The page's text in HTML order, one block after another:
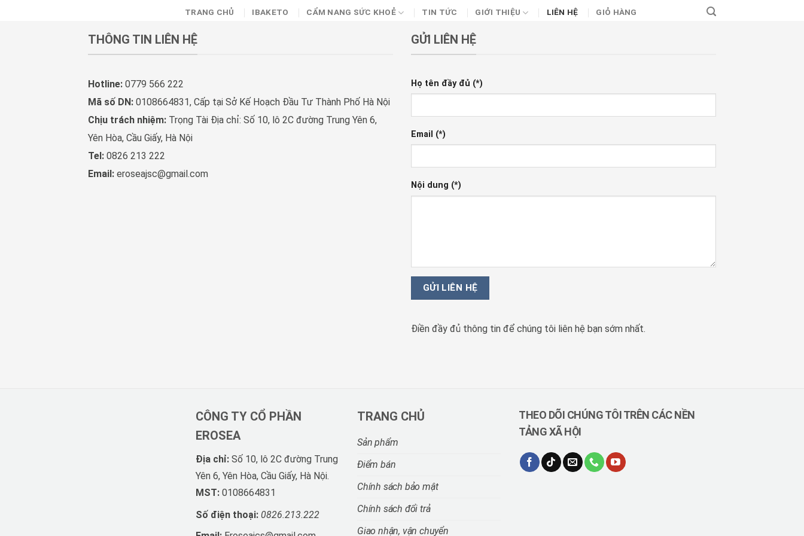
TRANG CHỦ IBAKETO CẨM NANG SỨC KHOẺ TIN TỨC GIỚI THIỆU LIÊN HỆ GIỎ HÀNG
THÔNG TIN LIÊN HỆ
Hotline: 0779 566 222
Mã số DN: 0108664831, Cấp tại Sở Kế Hoạch Đầu Tư Thành Phố Hà Nội
Chịu trách nhiệm: Trọng Tài Địa chỉ: Số 10, lô 2C đường Trung Yên 6,
Yên Hòa, Cầu Giấy, Hà Nội
Tel: 0826 213 222
Email: eroseajsc@gmail.com
GỬI LIÊN HỆ
Họ tên đầy đủ (*)
Email (*)
Nội dung (*)
Điền đầy đủ thông tin để chúng tôi liên hệ bạn sớm nhất.
CÔNG TY CỔ PHẦN
EROSEA
Địa chỉ: Số 10, lô 2C đường Trung
Yên 6, Yên Hòa, Cầu Giấy, Hà Nội.
MST: 0108664831
Số điện thoại: 0826.213.222
TRANG CHỦ
Sản phẩm
Điểm bán
Chính sách bảo mật
Chính sách đổi trả
Giao nhận, vận chuyển
THEO DÕI CHÚNG TÔI TRÊN CÁC NỀN
TẢNG XÃ HỘI